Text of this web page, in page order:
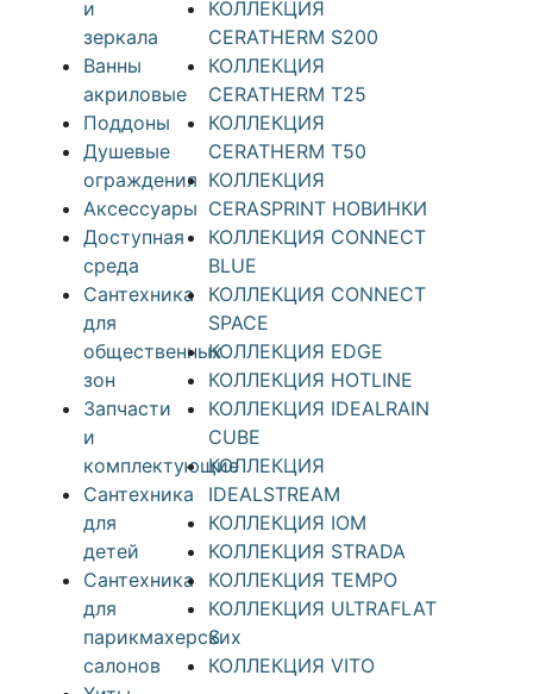
и
зеркала
Ванны
акриловые
Поддоны
Душевые
ограждения
Аксессуары
Доступная
среда
Cантехника
для
общественных
зон
Запчасти
и
комплектующие
Сантехника
для
детей
Сантехника
для
парикмахерских
салонов
КОЛЛЕКЦИЯ
CERATHERM S200
КОЛЛЕКЦИЯ
CERATHERM T25
КОЛЛЕКЦИЯ
CERATHERM T50
КОЛЛЕКЦИЯ
CERASPRINT НОВИНКИ
КОЛЛЕКЦИЯ CONNECT
BLUE
КОЛЛЕКЦИЯ CONNECT
SPACE
КОЛЛЕКЦИЯ EDGE
КОЛЛЕКЦИЯ HOTLINE
КОЛЛЕКЦИЯ IDEALRAIN
CUBE
КОЛЛЕКЦИЯ
IDEALSTREAM
КОЛЛЕКЦИЯ IOM
КОЛЛЕКЦИЯ STRADA
КОЛЛЕКЦИЯ TEMPO
КОЛЛЕКЦИЯ ULTRAFLAT
S
КОЛЛЕКЦИЯ VITO